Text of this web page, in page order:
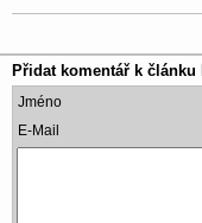
Přidat komentář k článku
Jméno
E-Mail